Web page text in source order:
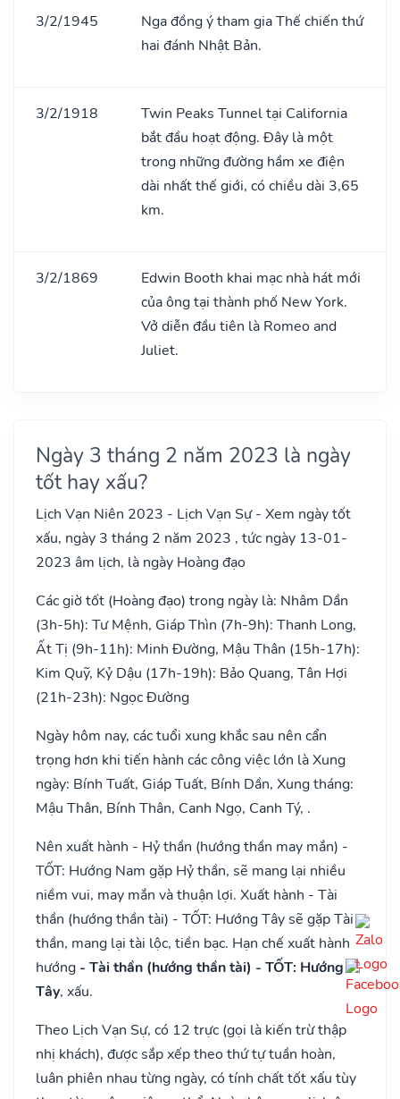
3/2/1945
Nga đồng ý tham gia Thế chiến thứ
hai đánh Nhật Bản.
3/2/1918
Twin Peaks Tunnel tại California
bắt đầu hoạt động. Đây là một
trong những đường hầm xe điện
dài nhất thế giới, có chiều dài 3,65
km.
3/2/1869
Edwin Booth khai mạc nhà hát mới
của ông tại thành phố New York.
Vở diễn đầu tiên là Romeo and
Juliet.
Ngày 3 tháng 2 năm 2023 là ngày
tốt hay xấu?
Lịch Vạn Niên 2023 - Lịch Vạn Sự - Xem ngày tốt
xấu, ngày 3 tháng 2 năm 2023 , tức ngày 13-01-
2023 âm lịch, là ngày Hoàng đạo
Các giờ tốt (Hoàng đạo) trong ngày là: Nhâm Dần
(3h-5h): Tư Mệnh, Giáp Thìn (7h-9h): Thanh Long,
Ất Tị (9h-11h): Minh Đường, Mậu Thân (15h-17h):
Kim Quỹ, Kỷ Dậu (17h-19h): Bảo Quang, Tân Hợi
(21h-23h): Ngọc Đường
Ngày hôm nay, các tuổi xung khắc sau nên cẩn
trọng hơn khi tiến hành các công việc lớn là Xung
ngày: Bính Tuất, Giáp Tuất, Bính Dần, Xung tháng:
Mậu Thân, Bính Thân, Canh Ngọ, Canh Tý, .
Nên xuất hành - Hỷ thần (hướng thần may mắn) -
TỐT: Hướng Nam gặp Hỷ thần, sẽ mang lại nhiều
niềm vui, may mắn và thuận lợi. Xuất hành - Tài
thần (hướng thần tài) - TỐT: Hướng Tây sẽ gặp Tài
thần, mang lại tài lộc, tiền bạc. Hạn chế xuất hành
hướng - Tài thần (hướng thần tài) - TỐT: Hướng
Tây, xấu.
Theo Lịch Vạn Sự, có 12 trực (gọi là kiến trừ thập
nhị khách), được sắp xếp theo thứ tự tuần hoàn,
luân phiên nhau từng ngày, có tính chất tốt xấu tùy